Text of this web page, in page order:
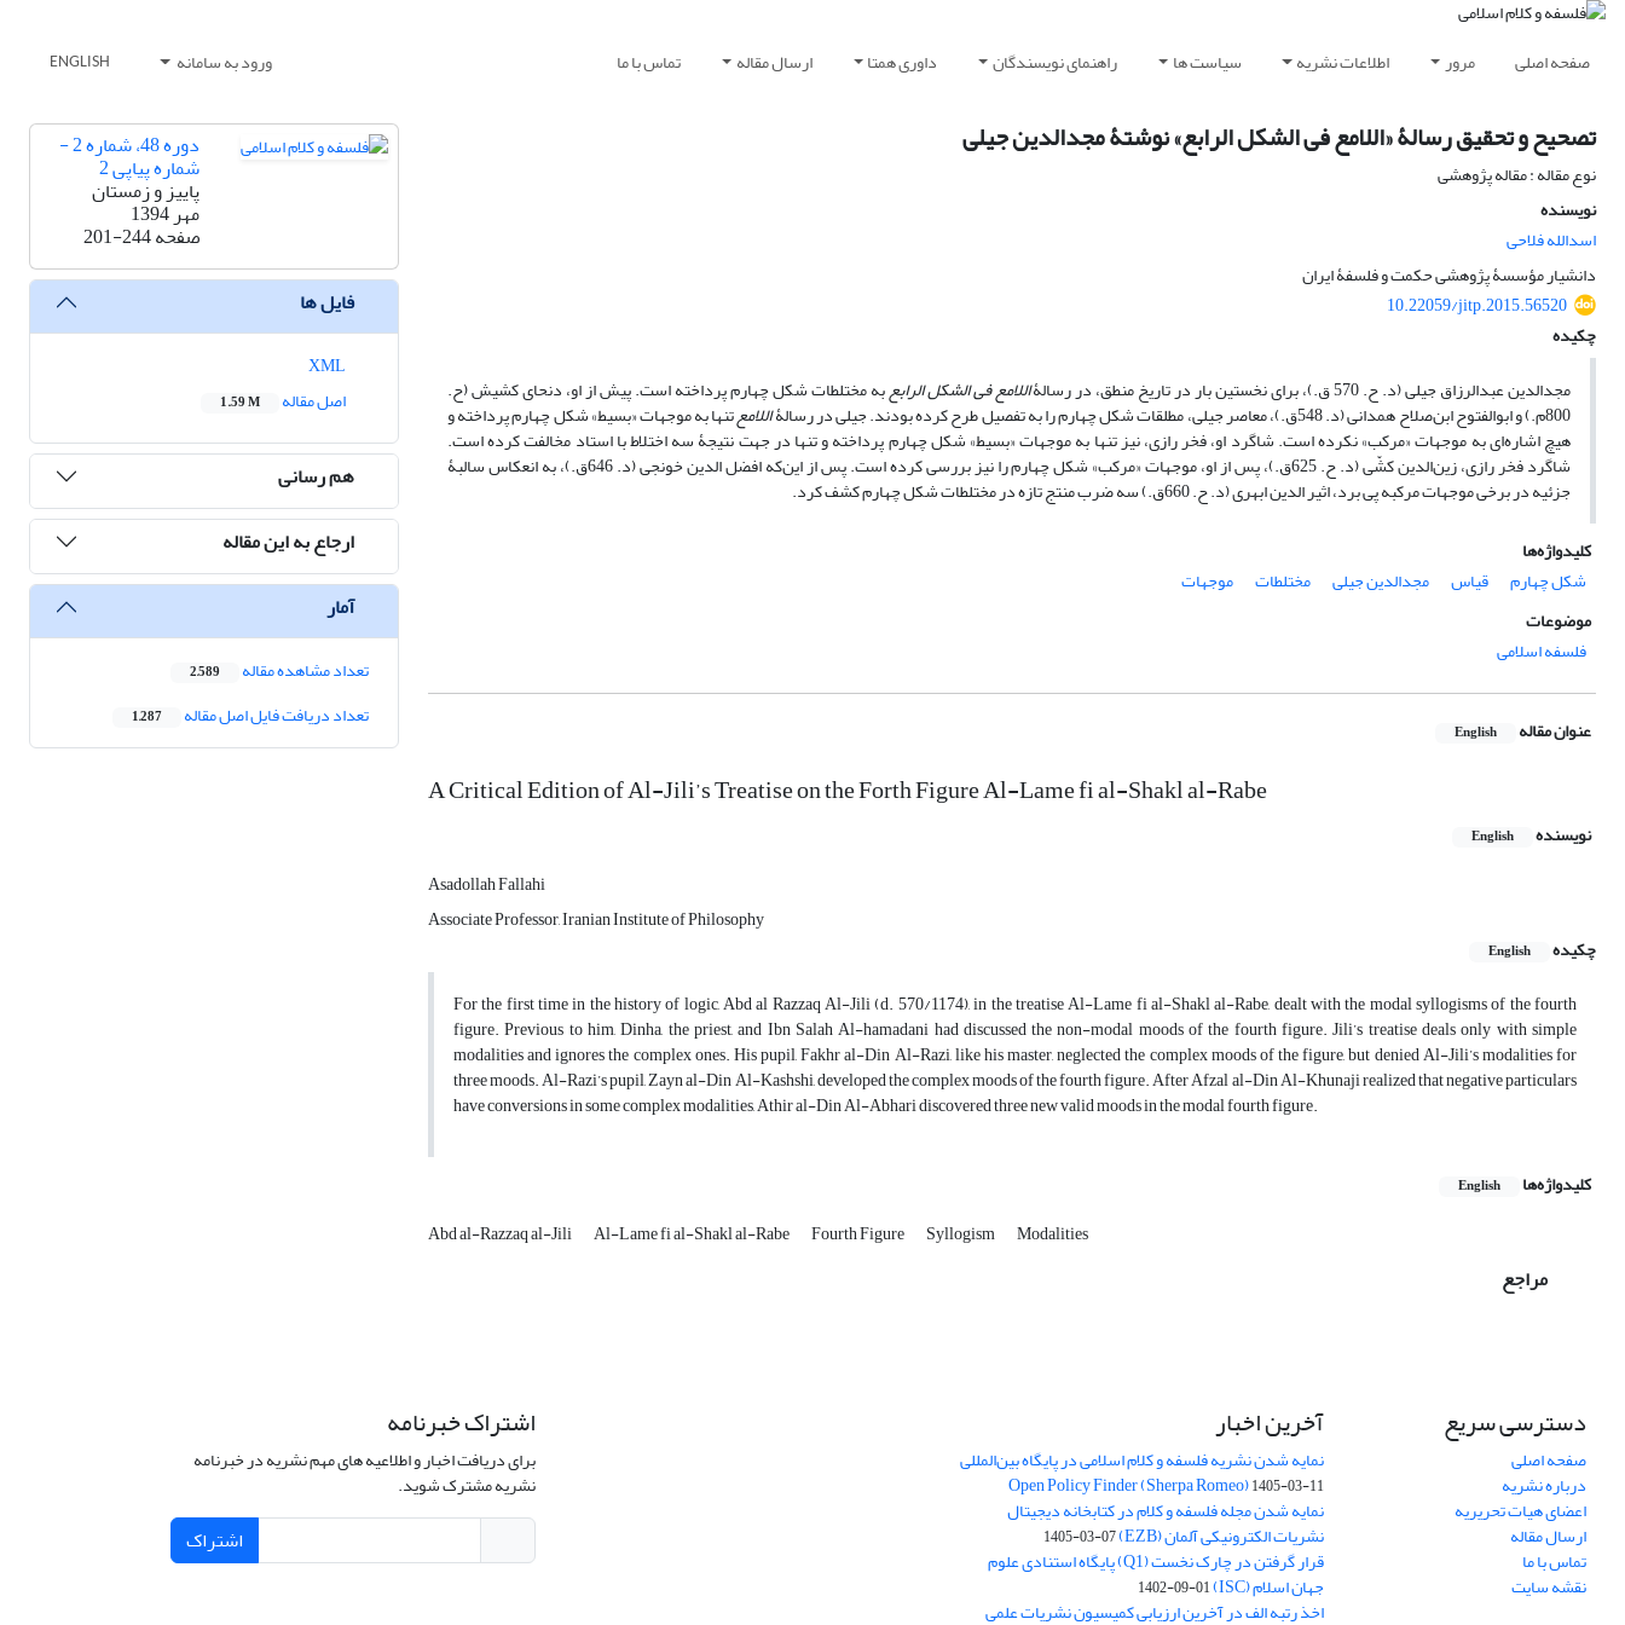
صفحه اصلی مرور اطلاعات نشریه سیاست ها راهنمای نویسندگان داوری همتا ارسال مقاله تماس با ما ورود به سامانه ENGLISH
تصحیح و تحقیق رسالۀ «اللامع فی الشکل الرابع» نوشتۀ مجدالدین جیلی
نوع مقاله : مقاله پژوهشی
نویسنده
اسدالله فلاحی
دانشیار مؤسسۀ پژوهشی حکمت و فلسفۀ ایران
10.22059/jitp.2015.56520
چکیده
مجدالدین عبدالرزاق جیلی (د. ح. 570 ق.)، برای نخستین بار در تاریخ منطق، در رسالۀ
اللامع فی الشکل الرابعبه مختلطات شکل چهارم پرداخته است. پیش از او، دنحای کشیش (ح.
800م.) و ابوالفتوح ابن‌صلاح همدانی (د. 548ق.)، معاصر جیلی، مطلقات شکل چهارم را به تفصیل طرح کرده بودند. جیلی در رسالۀ اللامعتنها به موجهات «بسیط» شکل چهارم پرداخته و
هیچ اشاره‌ای به موجهات «مرکب» نکرده است. شاگرد او، فخر رازی، نیز تنها به موجهات «بسیط» شکل چهارم پرداخته و تنها در جهت نتیجۀ سه اختلاط با استاد مخالفت کرده است.
شاگرد فخر رازی، زین‌الدین کشّی (د. ح. 625ق.)، پس از او، موجهات «مرکب» شکل چهارم را نیز بررسی کرده است. پس از این‌که افضل الدین خونجی (د. 646ق.)، به انعکاس سالبۀ
جزئیه در برخی موجهات مرکبه پی برد، اثیر الدین ابهری (د. ح. 660ق.) سه ضرب منتج تازه در مختلطات شکل چهارم کشف کرد.
کلیدواژه‌ها
شکل چهارم
قیاس مجدالدین جیلی مختلطات
موجهات
موضوعات
فلسفه اسلامی
عنوان مقاله English
A Critical Edition of Al-Jili’s Treatise on the Forth Figure Al-Lame fi al-Shakl al-Rabe
نویسنده English
Asadollah Fallahi
Associate Professor, Iranian Institute of Philosophy
چکیده
English
For the first time in the history of logic, Abd al Razzaq Al-Jili (d. 570/1174), in the treatise Al-Lame fi al-Shakl al-Rabe, dealt with the modal syllogisms of the fourth
figure. Previous to him, Dinha, the priest, and Ibn Salah Al-hamadani had discussed the non-modal moods of the fourth figure. Jili’s treatise deals only with simple
modalities and ignores the complex ones. His pupil, Fakhr al-Din Al-Razi, like his master, neglected the complex moods of the figure, but denied Al-Jili’s modalities for
three moods. Al-Razi’s pupil, Zayn al-Din Al-Kashshi, developed the complex moods of the fourth figure. After Afzal al-Din Al-Khunaji realized that negative particulars
have conversions in some complex modalities, Athir al-Din Al-Abhari discovered three new valid moods in the modal fourth figure.
کلیدواژه‌ها English
Abd al-Razzaq al-Jili Al-Lame fi al-Shakl al-Rabe Fourth Figure Syllogism Modalities
مراجع
دوره 48، شماره 2 -
شماره پیاپی 2
پاییز و زمستان
مهر 1394
صفحه201-244
فایل ها
اصل مقاله
1.59 M
هم رسانی
ارجاع به این مقاله
آمار
تعداد مشاهده مقاله 2,589
تعداد دریافت فایل اصل مقاله 1,287
دسترسی سریع
صفحه اصلی
درباره نشریه
اعضای هیات تحریریه
ارسال مقاله
تماس با ما
نقشه سایت
آخرین اخبار
نمایه شدن نشریه فلسفه و کلام اسلامی در پایگاه بین‌المللی
Open Policy Finder (Sherpa Romeo)1405-03-11
نمایه شدن مجله فلسفه و کلام در کتابخانه دیجیتال
نشریات الکترونیکی آلمان (EZB) 1405-03-07
قرار گرفتن در چارک نخست (Q1) پایگاه استنادی علوم
جهان اسلام (ISC) 1402-09-01
اخذ رتبه الف در آخرین ارزیابی کمیسیون نشریات علمی
اشتراک خبرنامه
برای دریافت اخبار و اطلاعیه های مهم نشریه در خبرنامه
نشریه مشترک شوید.
اشتراک